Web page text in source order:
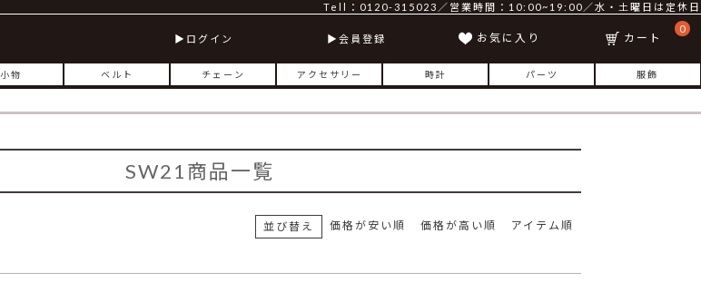
Tell：0120-315023／営業時間：10:00~19:00／水・土曜日は定休日
ログイン 会員登録 お気に入り
0
カート
小物 ベルト チェーン アクセサリー 時計 パーツ 服飾
SW21商品一覧
並び替え 価格が安い順 価格が高い順 アイテム順